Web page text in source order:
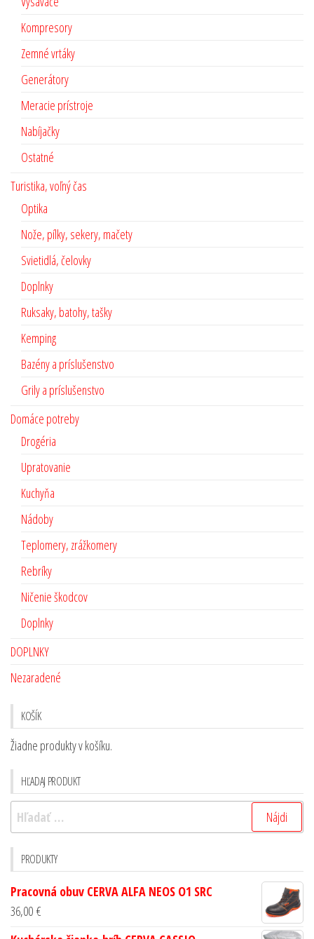
Kompresory
Zemné vrtáky
Generátory
Meracie prístroje
Nabíjačky
Ostatné
Turistika, voľný čas
Optika
Nože, pílky, sekery, mačety
Svietidlá, čelovky
Doplnky
Ruksaky, batohy, tašky
Kemping
Bazény a príslušenstvo
Grily a príslušenstvo
Domáce potreby
Drogéria
Upratovanie
Kuchyňa
Nádoby
Teplomery, zrážkomery
Rebríky
Ničenie škodcov
Doplnky
DOPLNKY
Nezaradené
KOŠÍK
Žiadne produkty v košíku.
HĽADAJ PRODUKT
PRODUKTY
Pracovná obuv CERVA ALFA NEOS O1 SRC
36,00 €